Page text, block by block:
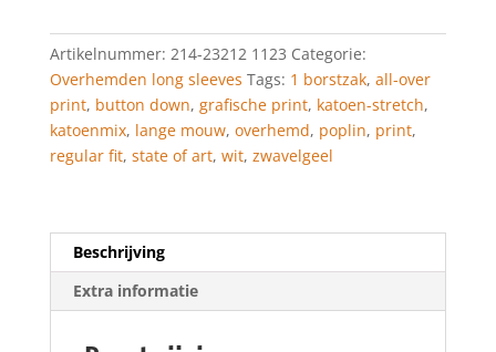
print
wit/zwavelgeel
aantal
Artikelnummer: 214-23212 1123 Categorie:
Overhemden long sleeves Tags: 1 borstzak, all-over
print, button down, grafische print, katoen-stretch,
katoenmix, lange mouw, overhemd, poplin, print,
regular fit, state of art, wit, zwavelgeel
Beschrijving
Extra informatie